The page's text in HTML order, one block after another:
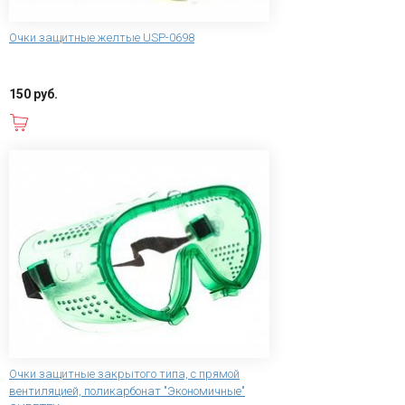
Очки защитные желтые USP-0698
150 руб.
Очки защитные закрытого типа, с прямой
вентиляцией, поликарбонат "Экономичные"